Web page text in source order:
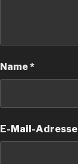
Name*
E-Mail-Adresse